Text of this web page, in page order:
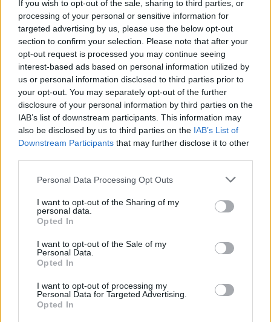
If you wish to opt-out of the sale, sharing to third parties, or
processing of your personal or sensitive information for
targeted advertising by us, please use the below opt-out
section to confirm your selection. Please note that after your
opt-out request is processed you may continue seeing
interest-based ads based on personal information utilized by
us or personal information disclosed to third parties prior to
your opt-out. You may separately opt-out of the further
disclosure of your personal information by third parties on the
IAB’s list of downstream participants. This information may
also be disclosed by us to third parties on the IAB’s List of
Downstream Participants that may further disclose it to other
Personal Data Processing Opt Outs
I want to opt-out of the Sharing of my
personal data.
Opted In
I want to opt-out of the Sale of my
Personal Data.
Opted In
I want to opt-out of processing my
Personal Data for Targeted Advertising.
Opted In
Opera
Шаги:
1. Нажмите на логотип Opera (в левом верхнем углу)
2. Перейдите в раздел «Справка» -> «Об Opera»
3. Вы увидите номер вашей версии
5. Создание DX IAG (отчета о системе)
Нажмите клавиши Windows + R
Введите: dxdiag и нажмите клавишу Enter
Дождитесь завершения загрузки
Нажмите «Сохранить всю информацию...»
Сохраните файл как dxdiag.txt
письмо с подтверждением получения после
Ваша команда FARMERAMA
23 Апрель 2026
igrek35